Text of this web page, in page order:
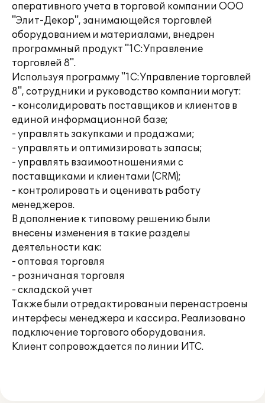
оперативного учета в торговой компании ООО
"Элит-Декор", занимающейся торговлей
оборудованием и материалами, внедрен
программный продукт "1С:Управление
торговлей 8".
Используя программу "1С:Управление торговлей
8", сотрудники и руководство компании могут:
- консолидировать поставщиков и клиентов в
единой информационной базе;
- управлять закупками и продажами;
- управлять и оптимизировать запасы;
- управлять взаимоотношениями с
поставщиками и клиентами (CRM);
- контролировать и оценивать работу
менеджеров.
В дополнение к типовому решению были
внесены изменения в такие разделы
деятельности как:
- оптовая торговля
- розничаная торговля
- складской учет
Также были отредактированыи перенастроены
интерфесы менеджера и кассира. Реализовано
подключение торгового оборудования.
Клиент сопровождается по линии ИТС.